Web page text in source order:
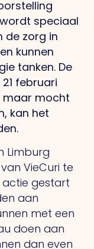
speciaal
de zorg in
kunnen
tanken. De
februari
maar mocht
kan het
Limburg
VieCuri te
actie gestart
aan
met een
doen aan
dan even